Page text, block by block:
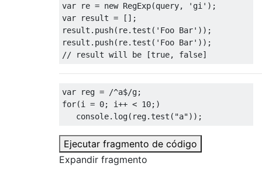
var re = new RegExp(query, 'gi' );
var result =
[];
result . push( re.test ( 'Foo Bar' ));
result . push( re.test ( 'Foo Bar' ));
// result will be [true, false]
var reg = /^a$/g;
for(i = 0; i++ < 10;)
   console
. log( reg.test ( "a"));
Ejecutar fragmento de código
Expandir fragmento